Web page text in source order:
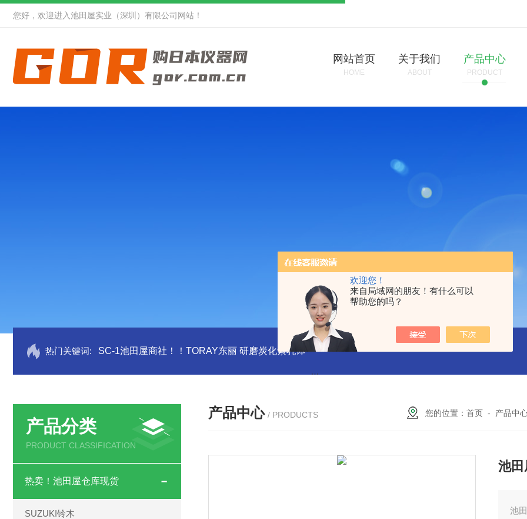
欢迎您！
来自局域网的朋友！有什么可以
帮助您的吗？
您好，欢迎进入池田屋实业（深圳）有限公司网站！
网站首页
HOME
关于我们
ABOUT
产品中心
PRODUCT
热门关键词: SC-1池田屋商社！！TORAY东丽 研磨炭化素乳钵 AGB-K-0.2-C01-H03池田屋！！TORAY东丽 TZP
产品分类
PRODUCT CLASSIFICATION
热卖！池田屋仓库现货
SUZUKI铃木
产品中心 / PRODUCTS 您的位置：首页 - 产品中
池
池